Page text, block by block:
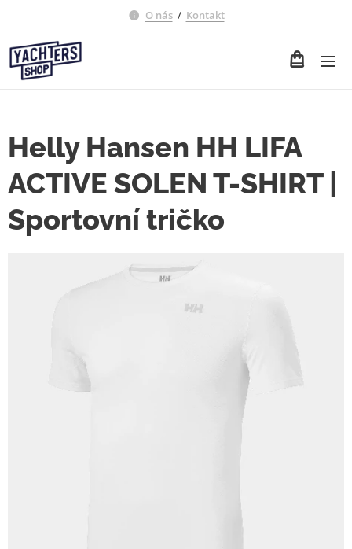
O nás/ Kontakt
Helly Hansen HH LIFA
ACTIVE SOLEN T-SHIRT |
Sportovní tričko